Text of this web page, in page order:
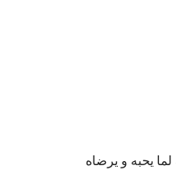
لما يحبه و يرضاه